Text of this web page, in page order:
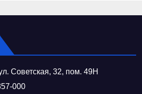
Советская, 32, пом. 49Н
000